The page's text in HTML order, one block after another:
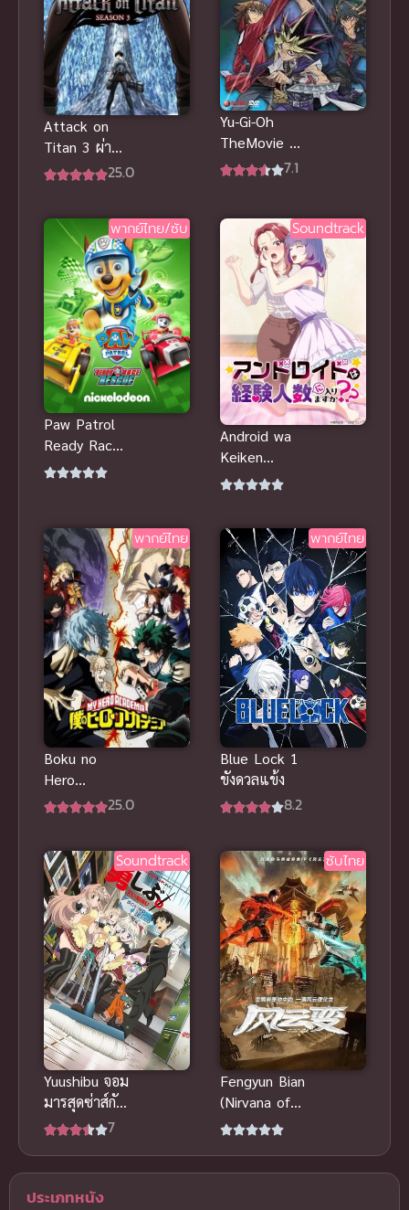
Attack on
Titan 3 ผ่า
พิภพไททัน25.0
Yu-Gi-Oh
TheMovie ยูกิ
เกมกลคน
มรณะข้าม
เวลาพลิก
อนาคต พากย์
ไทย
7.1
พากย์ไทย/ซับ
Paw Patrol
Ready Race
Rescue กู้ภัย
ดูเพลิน
Soundtrack
Android wa
Keiken
Ninzuu ni
Anime ซับ
ไทย Yuri สรุป
ก่อ
พากย์ไทย
Boku no
Hero
Academia 3
พากย์ไทย
25.0
พากย์ไทย
Blue Lock 1
ขังดวลแข้ง
8.2
Soundtrack
Yuushibu จอม
มารสุดซ่าส์กับ
ผู้กล้าร้าน 7
ซับไทย
Fengyun Bian
(Nirvana of
Storm Rider)
ประเภทหนัง